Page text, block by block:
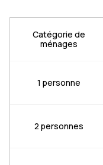
Catégorie de
ménages
1 personne
2 personnes